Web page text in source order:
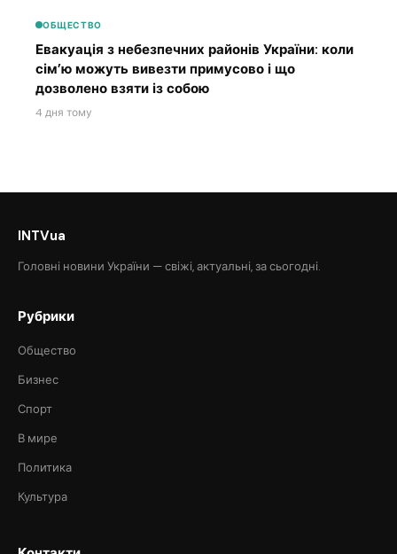
ОБЩЕСТВО
Евакуація з небезпечних районів України: коли
сім’ю можуть вивезти примусово і що
дозволено взяти із собою
4 дня тому
INTVua
Головні новини України — свіжі, актуальні, за сьогодні.
Рубрики
Общество
Бизнес
Спорт
В мире
Политика
Культура